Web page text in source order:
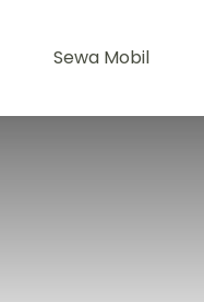
Sewa Mobil